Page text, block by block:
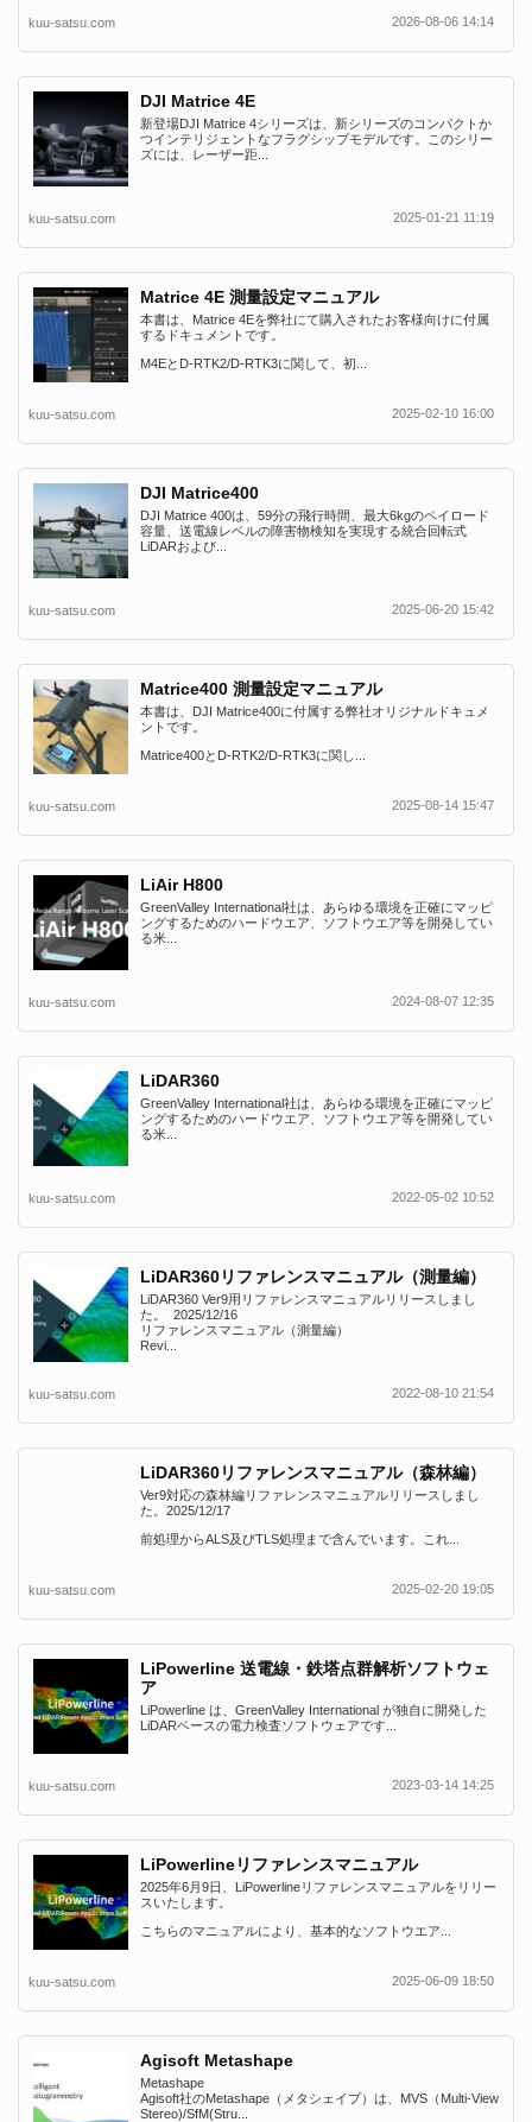
kuu-satsu.com 2026-08-06 14:14
DJI Matrice 4E
新登場DJI Matrice 4シリーズは、新シリーズのコンパクトか
つインテリジェントなフラグシップモデルです。このシリー
ズには、レーザー距...
kuu-satsu.com 2025-01-21 11:19
Matrice 4E 測量設定マニュアル
本書は、Matrice 4Eを弊社にて購入されたお客様向けに付属
するドキュメントです。
M4EとD-RTK2/D-RTK3に関して、初...
kuu-satsu.com 2025-02-10 16:00
DJI Matrice400
DJI Matrice 400は、59分の飛行時間、最大6kgのペイロード
容量、送電線レベルの障害物検知を実現する統合回転式
LiDARおよび...
kuu-satsu.com 2025-06-20 15:42
Matrice400 測量設定マニュアル
本書は、DJI Matrice400に付属する弊社オリジナルドキュメ
ントです。
Matrice400とD-RTK2/D-RTK3に関し...
kuu-satsu.com 2025-08-14 15:47
LiAir H800
GreenValley International社は、あらゆる環境を正確にマッピ
ングするためのハードウエア、ソフトウエア等を開発してい
る米...
kuu-satsu.com 2024-08-07 12:35
LiDAR360
GreenValley International社は、あらゆる環境を正確にマッピ
ングするためのハードウエア、ソフトウエア等を開発してい
る米...
kuu-satsu.com 2022-05-02 10:52
LiDAR360リファレンスマニュアル（測量編）
LiDAR360 Ver9用リファレンスマニュアルリリースしまし
た。 2025/12/16
リファレンスマニュアル（測量編）
Revi...
kuu-satsu.com 2022-08-10 21:54
LiDAR360リファレンスマニュアル（森林編）
Ver9対応の森林編リファレンスマニュアルリリースしまし
た。2025/12/17
前処理からALS及びTLS処理まで含んでいます。これ...
kuu-satsu.com 2025-02-20 19:05
LiPowerline 送電線・鉄塔点群解析ソフトウェ
ア
LiPowerline は、GreenValley International が独自に開発した
LiDARベースの電力検査ソフトウェアです...
kuu-satsu.com 2023-03-14 14:25
LiPowerlineリファレンスマニュアル
2025年6月9日、LiPowerlineリファレンスマニュアルをリリー
スいたします。
こちらのマニュアルにより、基本的なソフトウエア...
kuu-satsu.com 2025-06-09 18:50
Agisoft Metashape
Metashape
Agisoft社のMetashape（メタシェイプ）は、MVS（Multi-View
Stereo)/SfM(Stru...